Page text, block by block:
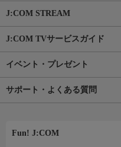
J:COM STREAM
J:COM TVサービスガイド
イベント・プレゼント
サポート・よくある質問
Fun! J:COM